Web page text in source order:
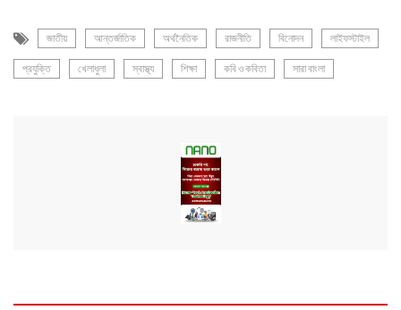
জাতীয় আন্তর্জাতিক অর্থনৈতিক রাজনীতি বিনোদন লাইফস্টাইল
প্রযুক্তি খেলাধুলা স্বাস্থ্য শিক্ষা কবি ও কবিতা সারা বাংলা